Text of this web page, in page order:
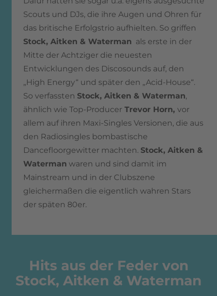
Scouts und DJs, die ihre Augen und Ohren für
das britische Erfolgstrio aufhielten. So griffen
Stock, Aitken & Waterman als erste in der
Mitte der Achtziger die neuesten
Entwicklungen des Discosounds auf, den
„High Energy“ und später den „Acid-House“.
So verfassten Stock, Aitken & Waterman,
ähnlich wie Top-Producer Trevor Horn, vor
allem auf ihren Maxi-Singles Versionen, die aus
den Radiosingles bombastische
Dancefloorgewitter machten. Stock, Aitken &
Waterman waren und sind damit im
Mainstream und in der Clubszene
gleichermaßen die eigentlich wahren Stars
der späten 80er.
Hits aus der Feder von
Stock, Aitken & Waterman